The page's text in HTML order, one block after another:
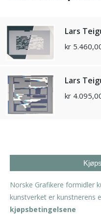
Lars
kr
Lars
kr
Norske Grafikere formidler
kunstverket er kunstnerens
kjøpsbetingelsene